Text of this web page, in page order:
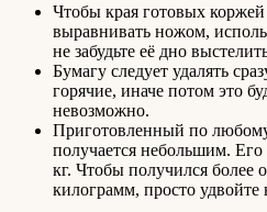
Чтобы края готовых коржей
выравнивать ножом,
не забудьте её дно
Бумагу следует удалять
горячие, иначе потом это
невозможно.
Приготовленный по
получается небольшим. Его
кг. Чтобы получился более
килограмм, просто удвойте